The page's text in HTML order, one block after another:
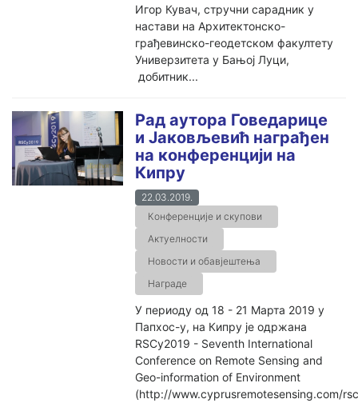
Игор Кувач, стручни сарадник у
настави на Архитектонско-
грађевинско-геодетском факултету
Универзитета у Бањој Луци,
добитник...
Рад аутора Говедарице
и Јаковљевић награђен
на конференцији на
Кипру
22.03.2019.
Конференције и скупови
Актуелности
Новости и обавјештења
Награде
У периоду од 18 - 21 Марта 2019 у
Папхос-у, на Кипру је одржана
RSCy2019 - Seventh International
Conference on Remote Sensing and
Geo-information of Environment
(http://www.cyprusremotesensing.com/